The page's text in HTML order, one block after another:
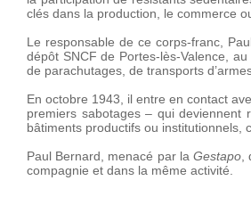
clés dans la production, le commerce
Le responsable de ce corps-franc,
dépôt SNCF de Portes-lès-Valence,
de parachutages, de transports
En octobre 1943, il entre en contact
premiers sabotages – qui
bâtiments productifs ou institutionnels,
Paul Bernard, menacé par laGestapo
compagnie et dans la même activité.